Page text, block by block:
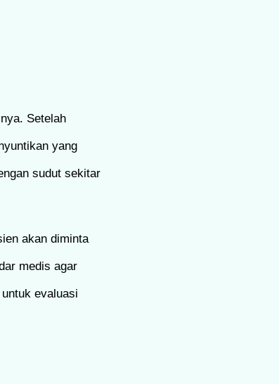
Setelah
yang
sudut sekitar
akan diminta
medis agar
evaluasi